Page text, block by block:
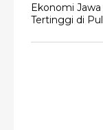
Ekonomi
Tertinggi di